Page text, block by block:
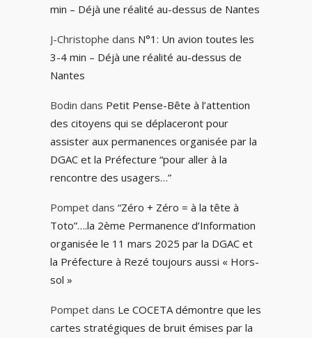
min – Déjà une réalité au-dessus de Nantes
J-Christophe dans N°1: Un avion toutes les
3-4 min – Déjà une réalité au-dessus de
Nantes
Bodin dans Petit Pense-Bête à l’attention
des citoyens qui se déplaceront pour
assister aux permanences organisée par la
DGAC et la Préfecture “pour aller à la
rencontre des usagers…”
Pompetdans “Zéro + Zéro = à la tête à
Toto”….la 2ème Permanence d’Information
organisée le 11 mars 2025 par la DGAC et
la Préfecture à Rezé toujours aussi « Hors-
sol »
Pompetdans Le COCETA démontre que les
cartes stratégiques de bruit émises par la